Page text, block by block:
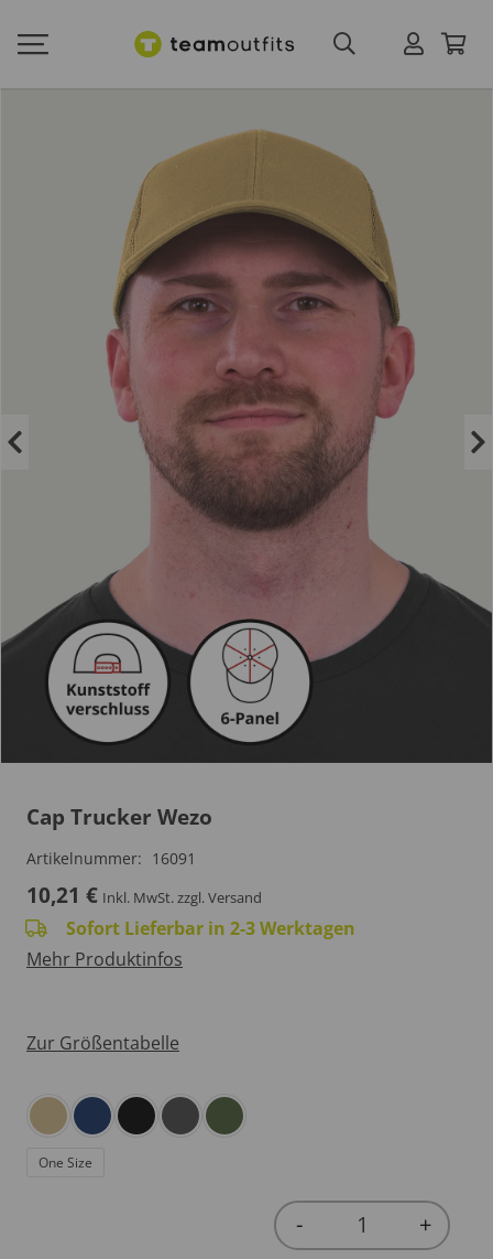
Cap Trucker Wezo
Artikelnummer: 16091
10,21 € Inkl. MwSt.zzgl. Versand
Sofort Lieferbar in 2-3 Werktagen
Mehr Produktinfos
Zur Größentabelle
One Size
Quantity
- +